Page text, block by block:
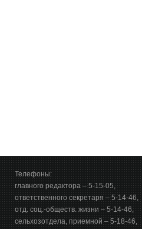
Телефоны:
главного редактора – 5-15-05,
ответственного секретаря – 5-14-46,
отд. соц.-обществ. жизни – 5-14-46,
сельхозотдела, приемной – 5-18-46,